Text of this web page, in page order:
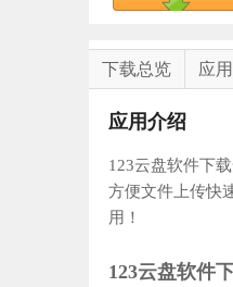
下载总览 应
应用介绍
123云盘软件下
方便文件上传快
用！
123云盘软件